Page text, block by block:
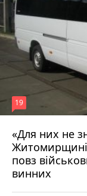
«Для них не
Житомирщині
повз
винних
19
17 липня 2026 р.